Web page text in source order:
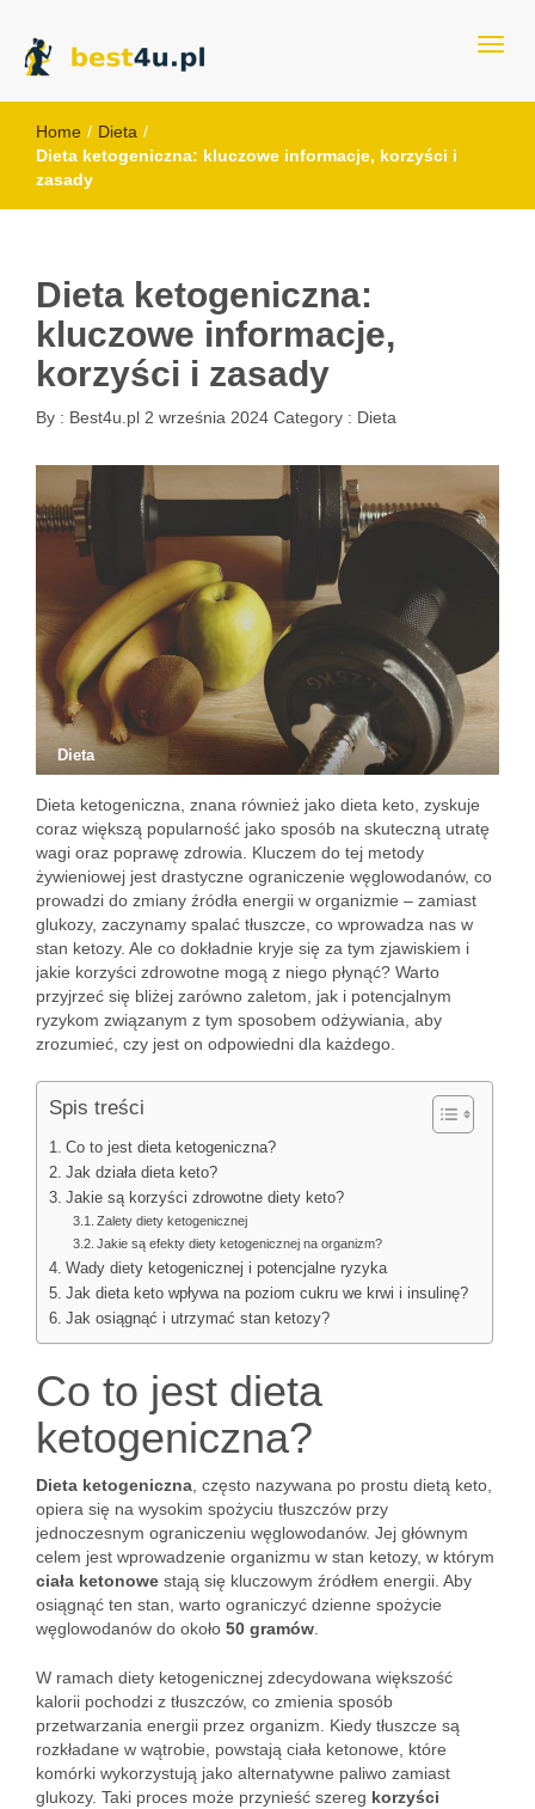
best4u.pl
Home / Dieta /
Dieta ketogeniczna: kluczowe informacje, korzyści i
zasady
Dieta ketogeniczna:
kluczowe informacje,
korzyści i zasady
By : Best4u.pl 2 września 2024 Category : Dieta
Dieta
Dieta ketogeniczna, znana również jako dieta keto, zyskuje
coraz większą popularność jako sposób na skuteczną utratę
wagi oraz poprawę zdrowia. Kluczem do tej metody
żywieniowej jest drastyczne ograniczenie węglowodanów, co
prowadzi do zmiany źródła energii w organizmie – zamiast
glukozy, zaczynamy spalać tłuszcze, co wprowadza nas w
stan ketozy. Ale co dokładnie kryje się za tym zjawiskiem i
jakie korzyści zdrowotne mogą z niego płynąć? Warto
przyjrzeć się bliżej zarówno zaletom, jak i potencjalnym
ryzykom związanym z tym sposobem odżywiania, aby
zrozumieć, czy jest on odpowiedni dla każdego.
Spis treści
Co to jest dieta ketogeniczna?
Jak działa dieta keto?
Jakie są korzyści zdrowotne diety keto?
Zalety diety ketogenicznej
Jakie są efekty diety ketogenicznej na organizm?
Wady diety ketogenicznej i potencjalne ryzyka
Jak dieta keto wpływa na poziom cukru we krwi i insulinę?
Jak osiągnąć i utrzymać stan ketozy?
Co to jest dieta
ketogeniczna?
Dieta ketogeniczna , często nazywana po prostu dietą keto,
opiera się na wysokim spożyciu tłuszczów przy
jednoczesnym ograniczeniu węglowodanów. Jej głównym
celem jest wprowadzenie organizmu w stan ketozy, w którym
ciała ketonowe stają się kluczowym źródłem energii. Aby
osiągnąć ten stan, warto ograniczyć dzienne spożycie
węglowodanów do około 50 gramów
W ramach diety ketogenicznej zdecydowana większość
kalorii pochodzi z tłuszczów, co zmienia sposób
przetwarzania energii przez organizm. Kiedy tłuszcze są
rozkładane w wątrobie, powstają ciała ketonowe, które
komórki wykorzystują jako alternatywne paliwo zamiast
glukozy. Taki proces może przynieść szereg korzyści